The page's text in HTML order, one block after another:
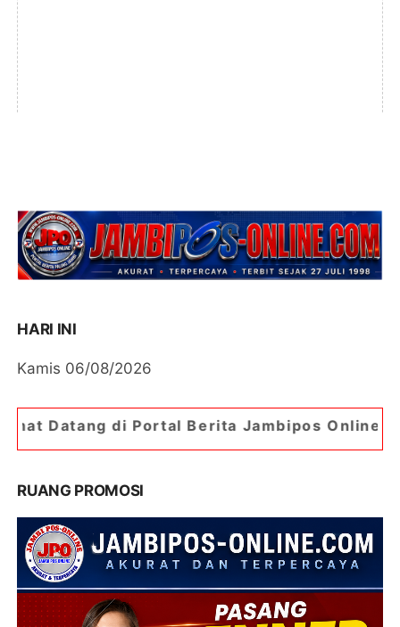
HARI INI
Kamis 06/08/2026
di Portal Berita Jambipos Online. Portal
RUANG PROMOSI